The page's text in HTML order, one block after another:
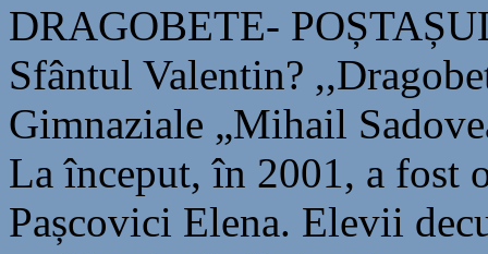
DRAGOBETE-
Sfântul Valentin?
Gimnaziale „Mihail
La început, în 2001, a fost
Pașcovici Elena. Elevii